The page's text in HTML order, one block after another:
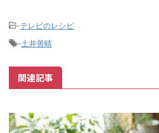
-テレビのレシピ
-土井善晴
関連記事